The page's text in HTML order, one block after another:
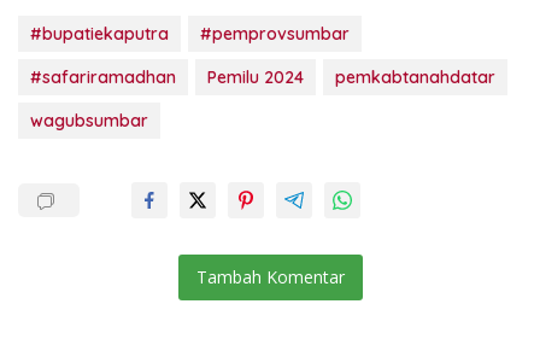
#bupatiekaputra
#pemprovsumbar
#safariramadhan
Pemilu 2024
pemkabtanahdatar
wagubsumbar
Tambah Komentar